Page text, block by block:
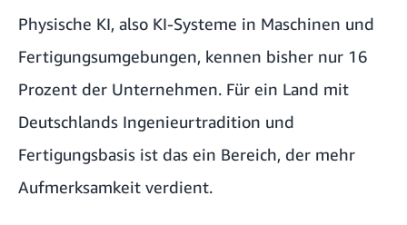
Physische KI, also KI-Systeme in Maschinen und
Fertigungsumgebungen, kennen bisher nur 16
Prozent der Unternehmen. Für ein Land mit
Deutschlands Ingenieurtradition und
Fertigungsbasis ist das ein Bereich, der mehr
Aufmerksamkeit verdient.